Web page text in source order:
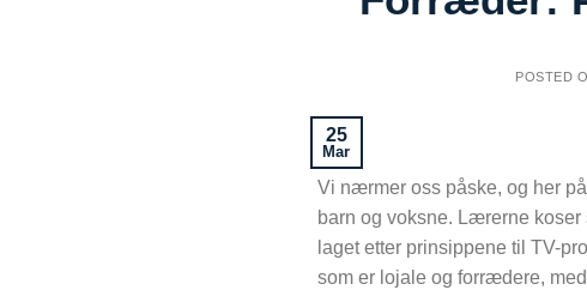
POSTED
25
Mar
Vi nærmer oss påske, og her
barn og voksne. Lærerne
laget etter prinsippene til TV-
som er lojale og forrædere,